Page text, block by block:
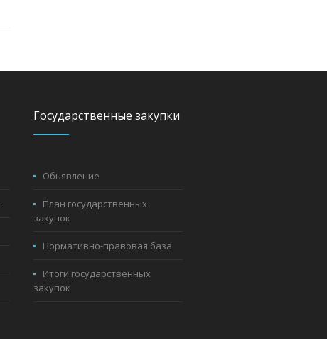
Государственные закупки
Обьявление
План государственных
закупок
Нормативно-правовая база
Итоги государственных
закупок